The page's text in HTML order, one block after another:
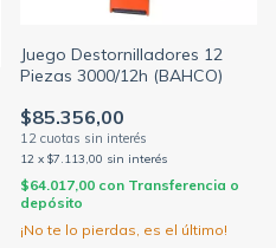
Juego Destornilladores 12
Piezas 3000/12h (BAHCO)
$85.356,00
12 x $7.113,00 sin interés
$64.017,00 con Transferencia o
depósito
¡No te lo pierdas, es el último!